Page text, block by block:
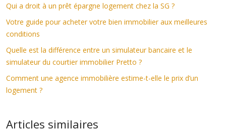
Qui a droit à un prêt épargne logement chez la SG ?
Votre guide pour acheter votre bien immobilier aux meilleures
conditions
Quelle est la différence entre un simulateur bancaire et le
simulateur du courtier immobilier Pretto ?
Comment une agence immobilière estime-t-elle le prix d’un
logement ?
Articles similaires